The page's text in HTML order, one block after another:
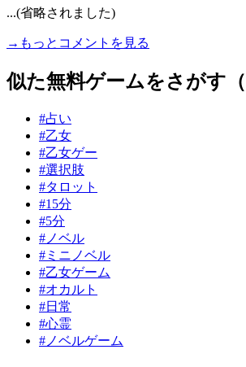
...(省略されました)
→もっとコメントを見る
似た無料ゲームをさがす（
#占い
#乙女
#乙女ゲー
#選択肢
#タロット
#15分
#5分
#ノベル
#ミニノベル
#乙女ゲーム
#オカルト
#日常
#心霊
#ノベルゲーム